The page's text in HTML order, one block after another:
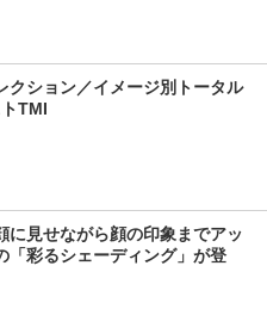
クション／イメージ別トータル
TMI
に見せながら顔の印象までアッ
「彩るシェーディング」が登